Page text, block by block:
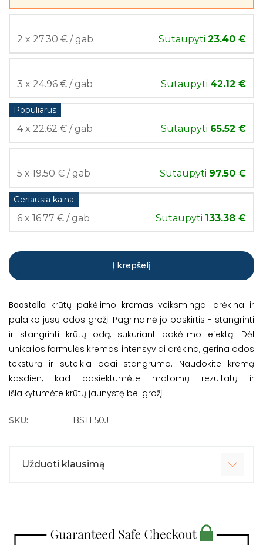
2 x 27.30 € / gab Sutaupyti 23.40 €
3 x 24.96 € / gab Sutaupyti 42.12 €
Populiarus
4 x 22.62 € / gab Sutaupyti 65.52 €
5 x 19.50 € / gab Sutaupyti 97.50 €
Geriausia kaina
6 x 16.77 € / gab Sutaupyti 133.38 €
Į krepšelį
Boostella krūtų pakėlimo kremas veiksmingai drėkina ir
palaiko jūsų odos grožį. Pagrindinė jo paskirtis - stangrinti
ir stangrinti krūtų odą, sukuriant pakėlimo efektą. Dėl
unikalios formulės kremas intensyviai drėkina, gerina odos
tekstūrą ir suteikia odai stangrumo. Naudokite kremą
kasdien, kad pasiektumėte matomų rezultatų ir
išlaikytumėte krūtų jaunystę bei grožį.
SKU: BSTL50J
Užduoti klausimą